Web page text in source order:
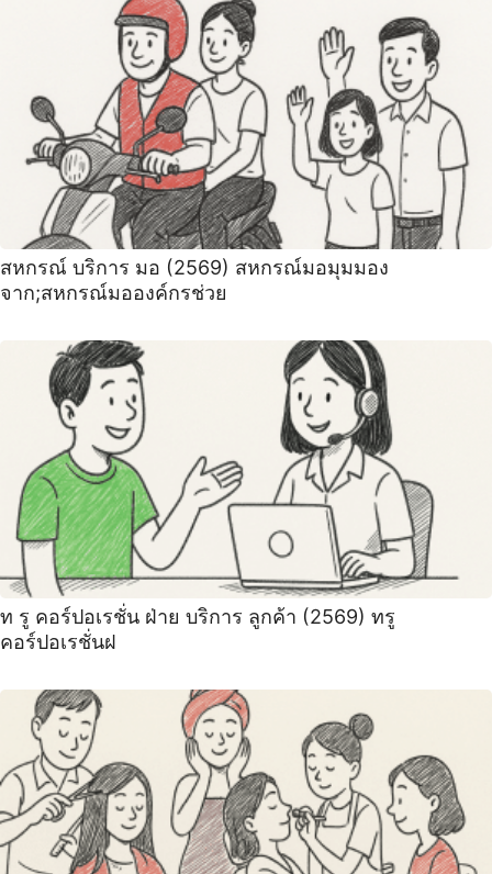
สหกรณ์ บริการ มอ (2569) สหกรณ์มอมุมมอง
จาก;สหกรณ์มอองค์กรช่วย
ท รู คอร์ปอเรชั่น ฝ่าย บริการ ลูกค้า (2569) ทรู
คอร์ปอเรชั่นฝ